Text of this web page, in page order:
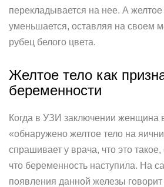
перекладывается на нее. А желтое
уменьшается, оставляя на своем
рубец белого цвета.
Желтое тело как
беременности
Когда в УЗИ заключении женщина
«обнаружено желтое тело на
спрашивает у врача, что это
что беременность наступила. На
появления данной железы